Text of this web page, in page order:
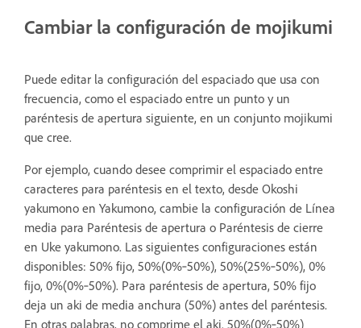
Cambiar la configuración de mojikumi
Puede editar la configuración del espaciado que usa con
frecuencia, como el espaciado entre un punto y un
paréntesis de apertura siguiente, en un conjunto mojikumi
que cree.
Por ejemplo, cuando desee comprimir el espaciado entre
caracteres para paréntesis en el texto, desde Okoshi
yakumono en Yakumono, cambie la configuración de Línea
media para Paréntesis de apertura o Paréntesis de cierre
en Uke yakumono. Las siguientes configuraciones están
disponibles: 50% fijo, 50%(0%‑50%), 50%(25%‑50%), 0%
fijo, 0%(0%‑50%). Para paréntesis de apertura, 50% fijo
deja un aki de media anchura (50%) antes del paréntesis.
En otras palabras, no comprime el aki. 50%(0%‑50%)